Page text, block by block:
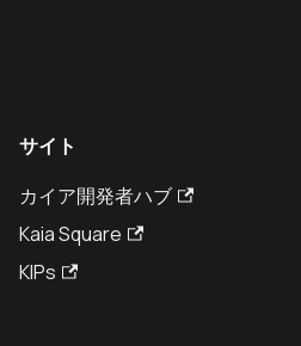
サイト
カイア開発者ハブ
Kaia Square
KIPs